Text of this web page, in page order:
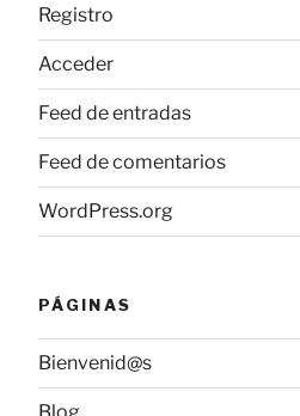
Registro
Acceder
Feed de entradas
Feed de comentarios
WordPress.org
PÁGINAS
Bienvenid@s